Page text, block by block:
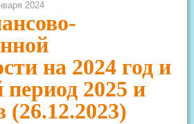
2024
на 2024 год и
2025 и
(26.12.2023)